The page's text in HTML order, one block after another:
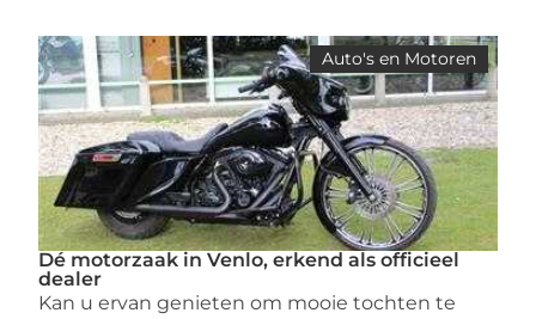
Auto's en Motoren
Dé motorzaak in Venlo, erkend als officieel
dealer
Kan u ervan genieten om mooie tochten te